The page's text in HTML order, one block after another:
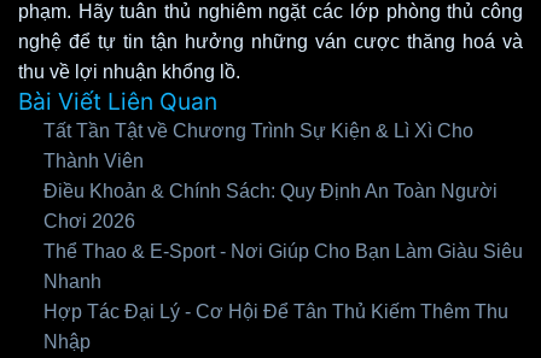
phạm. Hãy tuân thủ nghiêm ngặt các lớp phòng thủ công
nghệ để tự tin tận hưởng những ván cược thăng hoá và
thu về lợi nhuận khổng lồ.
Bài Viết Liên Quan
Tất Tần Tật về Chương Trình Sự Kiện & Lì Xì Cho
Thành Viên
Điều Khoản & Chính Sách: Quy Định An Toàn Người
Chơi 2026
Thể Thao & E-Sport - Nơi Giúp Cho Bạn Làm Giàu Siêu
Nhanh
Hợp Tác Đại Lý - Cơ Hội Để Tân Thủ Kiếm Thêm Thu
Nhập